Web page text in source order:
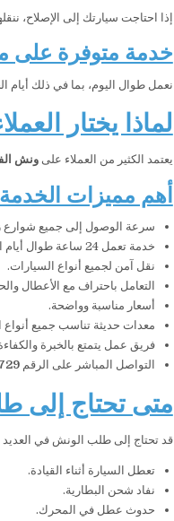
إذا احتاجت سيارتك إلى الإصلاح،
خدمة متوفرة على مدار 24
نعمل طوال اليوم، بما في ذلك
لماذا يختار
يعتمد الكثير من العملاء علىونش
أهم مميزات الخدمة
سرعة الوصول إلى جميع شوارع
خدمة تعمل 24 ساعة طوال أيام الأسبوع.
نقل آمن لجميع أنواع السيارات.
التعامل باحتراف مع الأعطال
أسعار مناسبة وواضحة.
معدات حديثة تناسب جميع أنواع
فريق عمل يتمتع بالخبرة
التواصل المباشر على الرقم
متى تحتاج إلى
قد تحتاج إلى طلب الونش في
تعطل السيارة أثناء القيادة.
نفاد شحن البطارية.
حدوث عطل في المحرك.